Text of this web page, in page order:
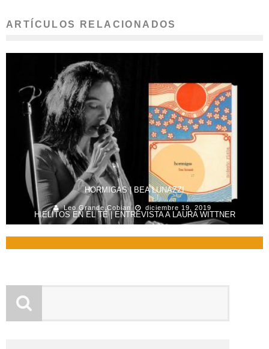
ARTÍCULOS RELACIONADOS
HORMIGAS | BEA LUNAZZI
Leo Grande Cobian diciembre 19, 2019
HIELITOS EN EL TÉ | ENTREVISTA A LAURA WITTNER